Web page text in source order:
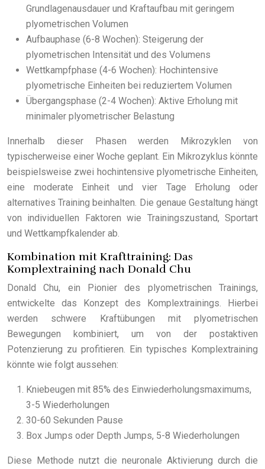
Grundlagenausdauer und Kraftaufbau mit geringem
plyometrischen Volumen
Aufbauphase (6-8 Wochen): Steigerung der
plyometrischen Intensität und des Volumens
Wettkampfphase (4-6 Wochen): Hochintensive
plyometrische Einheiten bei reduziertem Volumen
Übergangsphase (2-4 Wochen): Aktive Erholung mit
minimaler plyometrischer Belastung
Innerhalb dieser Phasen werden Mikrozyklen von
typischerweise einer Woche geplant. Ein Mikrozyklus könnte
beispielsweise zwei hochintensive plyometrische Einheiten,
eine moderate Einheit und vier Tage Erholung oder
alternatives Training beinhalten. Die genaue Gestaltung hängt
von individuellen Faktoren wie Trainingszustand, Sportart
und Wettkampfkalender ab.
Kombination mit Krafttraining: Das
Komplextraining nach Donald Chu
Donald Chu, ein Pionier des plyometrischen Trainings,
entwickelte das Konzept des Komplextrainings. Hierbei
werden schwere Kraftübungen mit plyometrischen
Bewegungen kombiniert, um von der postaktiven
Potenzierung zu profitieren. Ein typisches Komplextraining
könnte wie folgt aussehen:
Kniebeugen mit 85% des Einwiederholungsmaximums,
3-5 Wiederholungen
30-60 Sekunden Pause
Box Jumps oder Depth Jumps, 5-8 Wiederholungen
Diese Methode nutzt die neuronale Aktivierung durch die